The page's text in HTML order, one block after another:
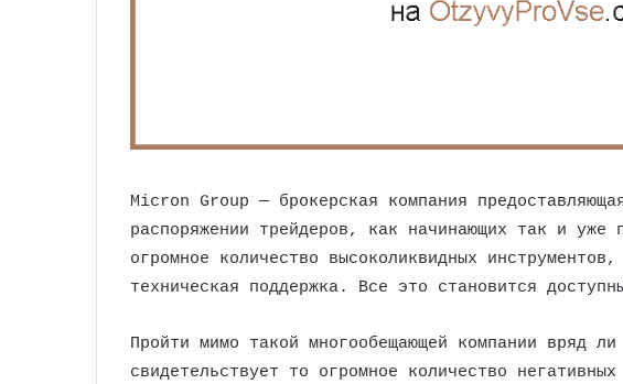
Micron Group — брокерская компания
распоряжении трейдеров, как начинающих так и уже
огромное количество высоколиквидных
техническая поддержка. Все это становится
Пройти мимо такой многообещающей компании вряд
свидетельствует то огромное количество